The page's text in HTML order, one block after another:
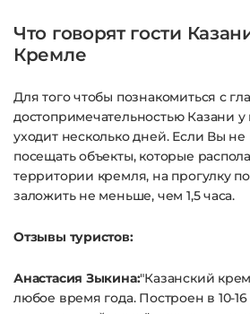
Что говорят гости
Кремле
Для того чтобы познакомиться с
достопримечательностью Казани
уходит несколько дней. Если Вы не
посещать объекты, которые
территории кремля, на прогулку
заложить не меньше, чем 1,5 часа.
Отзывы туристов:
Анастасия Зыкина:"Казанский
любое время года. Построен в 10-